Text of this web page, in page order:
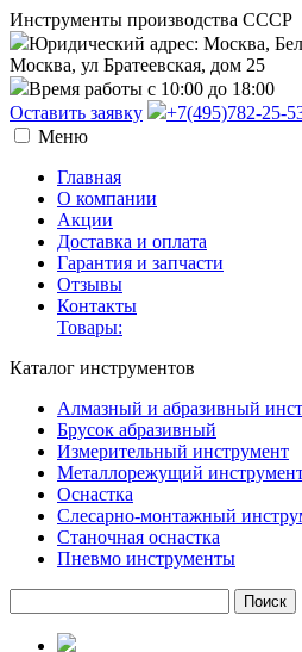
Инструменты производства СССР
Юридический адрес: Москва,
Москва, ул Братеевская, дом 25
Время работы с 10:00 до 18:00
Оставить заявку
+7(495)782-25-
Меню
Главная
О компании
Акции
Доставка и оплата
Гарантия и запчасти
Отзывы
Контакты
Товары:
Каталог инструментов
Алмазный и абразивный
Брусок абразивный
Измерительный инструмент
Металлорежущий
Оснастка
Слесарно-монтажный
Станочная оснастка
Пневмо инструменты